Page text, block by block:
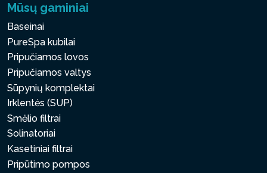
Mūsų gaminiai
Baseinai
PureSpa kubilai
Pripučiamos lovos
Pripučiamos valtys
Sūpynių komplektai
Irklentės (SUP)
Smėlio filtrai
Solinatoriai
Kasetiniai filtrai
Pripūtimo pompos